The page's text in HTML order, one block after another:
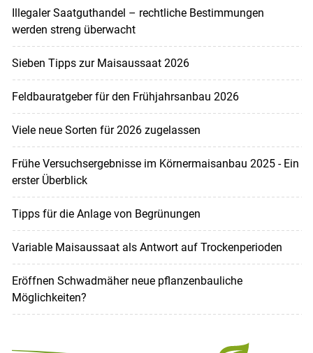
Illegaler Saatguthandel – rechtliche Bestimmungen
werden streng überwacht
Sieben Tipps zur Maisaussaat 2026
Feldbauratgeber für den Frühjahrsanbau 2026
Viele neue Sorten für 2026 zugelassen
Frühe Versuchsergebnisse im Körnermaisanbau 2025 - Ein
erster Überblick
Tipps für die Anlage von Begrünungen
Variable Maisaussaat als Antwort auf Trockenperioden
Eröffnen Schwadmäher neue pflanzenbauliche
Möglichkeiten?